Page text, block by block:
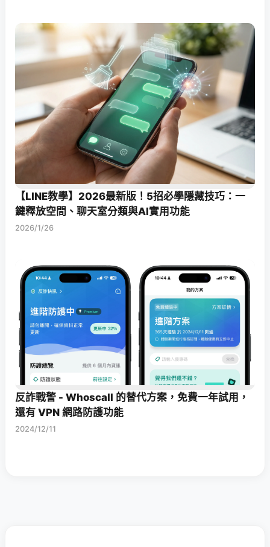
【LINE教學】2026最新版！5招必學隱藏技巧：一
鍵釋放空間、聊天室分類與AI實用功能
2026/1/26
反詐戰警 - Whoscall 的替代方案，免費一年試用，
還有 VPN 網路防護功能
2024/12/11